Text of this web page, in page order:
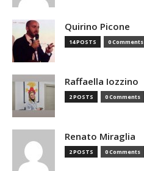
Quirino Picone
14 POSTS 0 Comments
Raffaella Iozzino
2 POSTS 0 Comments
Renato Miraglia
2 POSTS 0 Comments